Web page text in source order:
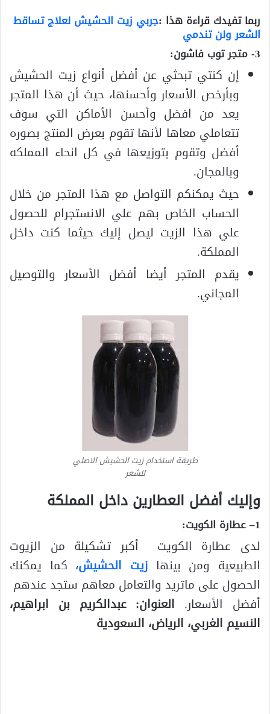
ربما تفيدك قراءة هذا :جربي زيت الحشيش لعلاج تساقط
الشعر ولن تندمي
3- متجر توب فاشون:
إن كنتي تبحثي عن أفضل أنواع زيت الحشيش
وبأرخص الأسعار وأحسنها، حيث أن هذا المتجر
يعد من افضل وأحسن الأماكن التي سوف
تتعاملي معاها لأنها تقوم بعرض المنتج بصوره
أفضل وتقوم بتوزيعها في كل انحاء المملكه
وبالمجان.
حيث يمكنكم التواصل مع هذا المتجر من خلال
الحساب الخاص بهم علي الانستجرام للحصول
علي هذا الزيت ليصل إليك حيثما كنت داخل
المملكة.
يقدم المتجر أيضا أفضل الأسعار والتوصيل
المجاني.
طريقة استخدام زيت الحشيش الاصلي
للشعر
وإليك أفضل العطارين داخل المملكة
1– عطارة الكويت:
لدى عطارة الكويت أكبر تشكيلة من الزيوت
الطبيعية ومن بينها زيت الحشيش، كما يمكنك
الحصول على ماتريد والتعامل معاهم ستجد عندهم
أفضل الأسعار. العنوان: عبدالكريم بن ابراهيم،
النسيم الغربي، الرياض، السعودية